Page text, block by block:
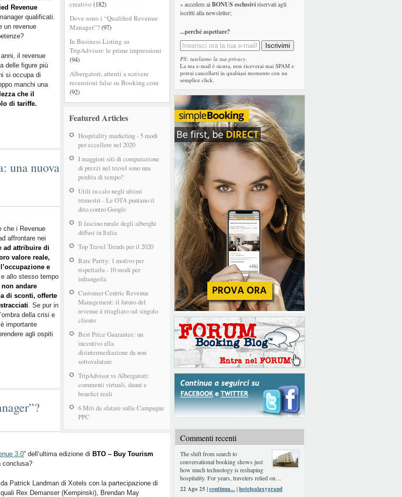
creativo (182)
Dove sono i “Qualified Revenue
Manager”?(97)
In Business Listing su
TripAdvisor: le prime impressioni
(94)
Albergatori, attenti a scrivere
recensioni false su Booking.com
(92)
Featured Articles
Hospitality marketing - 5 modi
per eccellere nel 2020
I maggiori siti di comparazione
di prezzi nel travel sono una
perdita di tempo?
Utili in calo negli ultimi
trimestri - Le OTA puntano il
dito contro Google
Il fascino rurale degli alberghi
diffusi in Italia
Top Travel Trends per il 2020
Rate Parity: 1 motivo per
rispettarla - 10 modi per
infrangerla
Customer Centric Revenue
Management: il futuro del
revenue è ritagliato sul singolo
cliente
Best Price Guarantee: un
incentivo alla
disintermediazione da non
sottovalutare
TripAdvisor vs Albergatori:
commenti virtuali, danni e
benefici reali
6 Miti da sfatare sulle Campagne
PPC
Revenue
qualificati.
un revenue
il revenue
delle figure più
si occupa di
manchi una
che il
di tariffe.
una nuova
che i Revenue
affrontare nei
ad attribuire di
valore reale,
e
e allo stesso tempo
andare
di sconti, offerte
. Se pur in
della crisi e
importante
agli ospiti
3.0” dell’ultima edizione di BTO – Buy Tourism
conclusa?
Patrick Landman di Xotels con la partecipazione di
Rex Demanser (Kempinski), Brendan May
» accedere aiBONUS esclusiviriservati agli
iscritti alla newsletter;
...perché aspettare?
PS: tuteliamo la tua privacy.
La tua e-mail è sicura, non riceverai mai SPAM e
potrai cancellarti in qualsiasi momento con un
semplice click.
Commenti recenti
The shift from search to
conversational booking shows just
how much technology is reshaping
hospitality. For years, travelers relied on…
22 Ago 25 |continua...|hotelgalaxygrand